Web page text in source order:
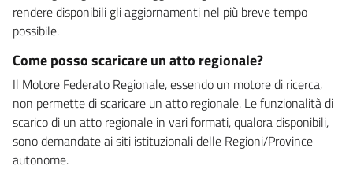
rendere disponibili gli aggiornamenti nel più breve tempo
possibile.
Come posso scaricare un atto regionale?
Il Motore Federato Regionale, essendo un motore di ricerca,
non permette di scaricare un atto regionale. Le funzionalità di
scarico di un atto regionale in vari formati, qualora disponibili,
sono demandate ai siti istituzionali delle Regioni/Province
autonome.